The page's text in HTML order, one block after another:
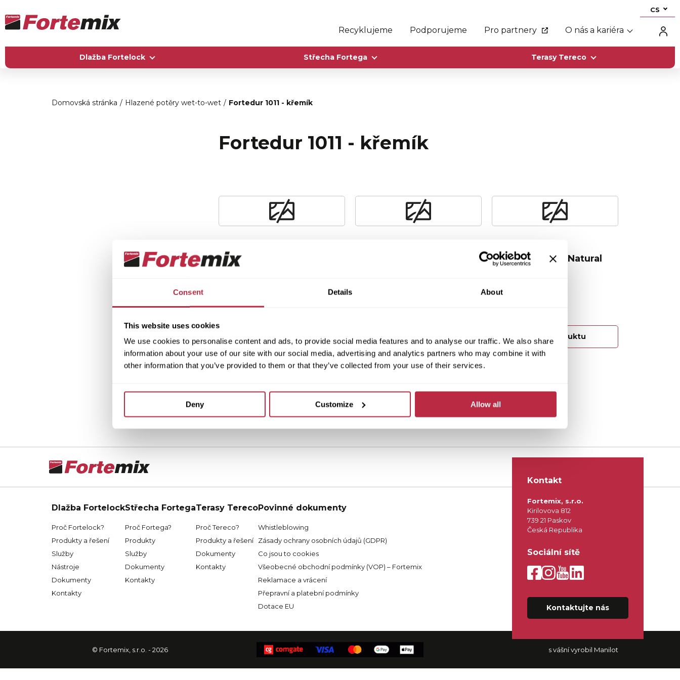
Consent Details About
This website uses cookies
We use cookies to personalise content and ads, to provide social media features and to analyse our traffic. We also share
information about your use of our site with our social media, advertising and analytics partners who may combine it with
other information that you’ve provided to them or that they’ve collected from your use of their services.
Deny Customize Allow all
CS
Recyklujeme Podporujeme Pro partnery O nás a kariéra
Dlažba Fortelock Střecha Fortega Terasy Tereco
Domovská stránka Hlazené potěry wet-to-wet Fortedur 1011 - křemík
Fortedur 1011 - křemík
Fortedur 1011 - Green
Detail produktu Detail produktu
Fortedur 1011 - Natural
19 Kč/ks bez DPH
Detail produktu
Dlažba Fortelock
Proč Fortelock?
Produkty a řešení
Služby
Nástroje
Dokumenty
Kontakty
Střecha Fortega
Proč Fortega?
Produkty
Služby
Dokumenty
Kontakty
Terasy Tereco
Proč Tereco?
Produkty a řešení
Dokumenty
Kontakty
Povinné dokumenty
Whistleblowing
Zásady ochrany osobních údajů (GDPR)
Co jsou to cookies
Všeobecné obchodní podmínky (VOP) – Fortemix
Reklamace a vrácení
Přepravní a platební podmínky
Dotace EU
© Fortemix, s.r.o. - 2026 s vášní vyrobil Manilot
Kontakt
Fortemix, s.r.o.
Kirilovova 812
739 21 Paskov
Česká Republika
Sociální sítě
Kontaktujte nás